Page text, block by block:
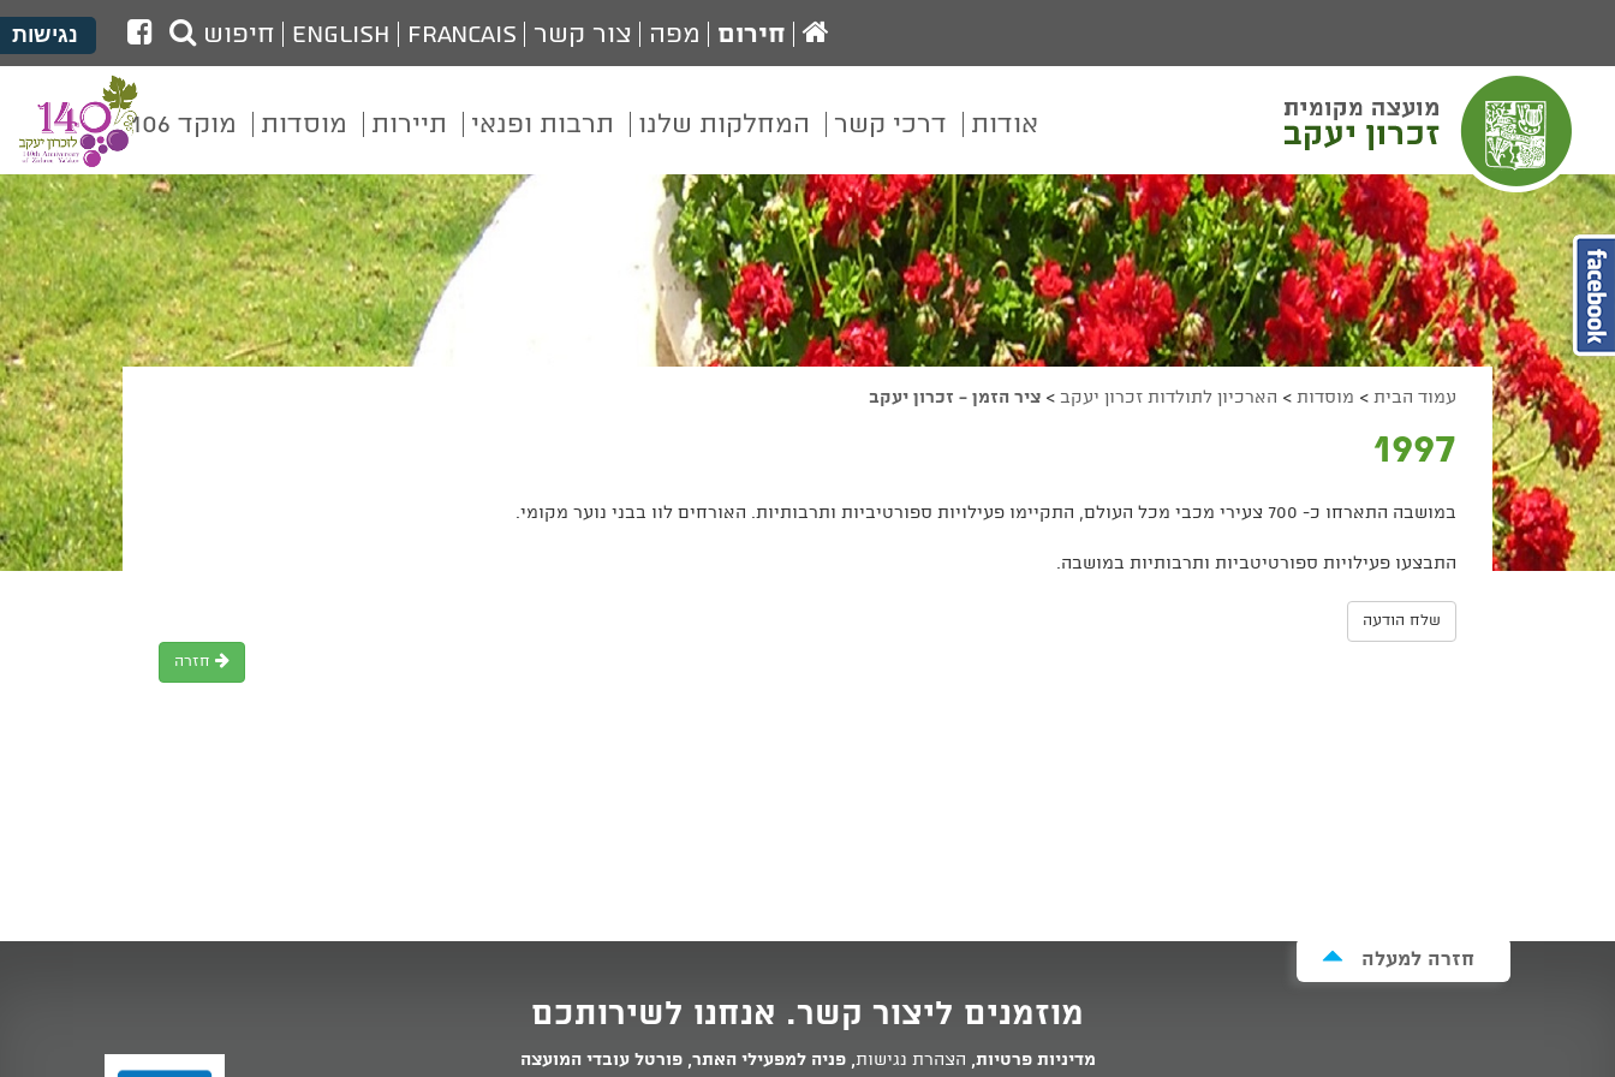
הגדל גודל פונט
הקטן גודל פונט
מצב ניגודיות גבוהה
מצב ניגודיות נמוכה
הצג קישורים
הצהרת נגישות
נגישות
עמוד
הבית
חירום מפה צור קשר Francais
English חיפוש
לעמוד
הפייסבוק
של
מועצת
זכרון
יעקב
אודות דרכי קשר המחלקות שלנו תרבות ופנאי תיירות מוסדות מוקד 106
עמוד הבית > מוסדות > הארכיון לתולדות זכרון יעקב > ציר הזמן - זכרון יעקב
1997
במושבה התארחו כ- 700 צעירי מכבי מכל העולם, התקיימו פעילויות ספורטיביות ותרבותיות. האורחים לוו בבני נוער מקומי.
התבצעו פעילויות ספורטיטביות ותרבותיות במושבה.
שלח הודעה
חזרה
חזרה למעלה
מוזמנים ליצור קשר. אנחנו לשירותכם
מדיניות פרטיות, הצהרת נגישות,פניה למפעילי האתר,פורטל עובדי המועצה